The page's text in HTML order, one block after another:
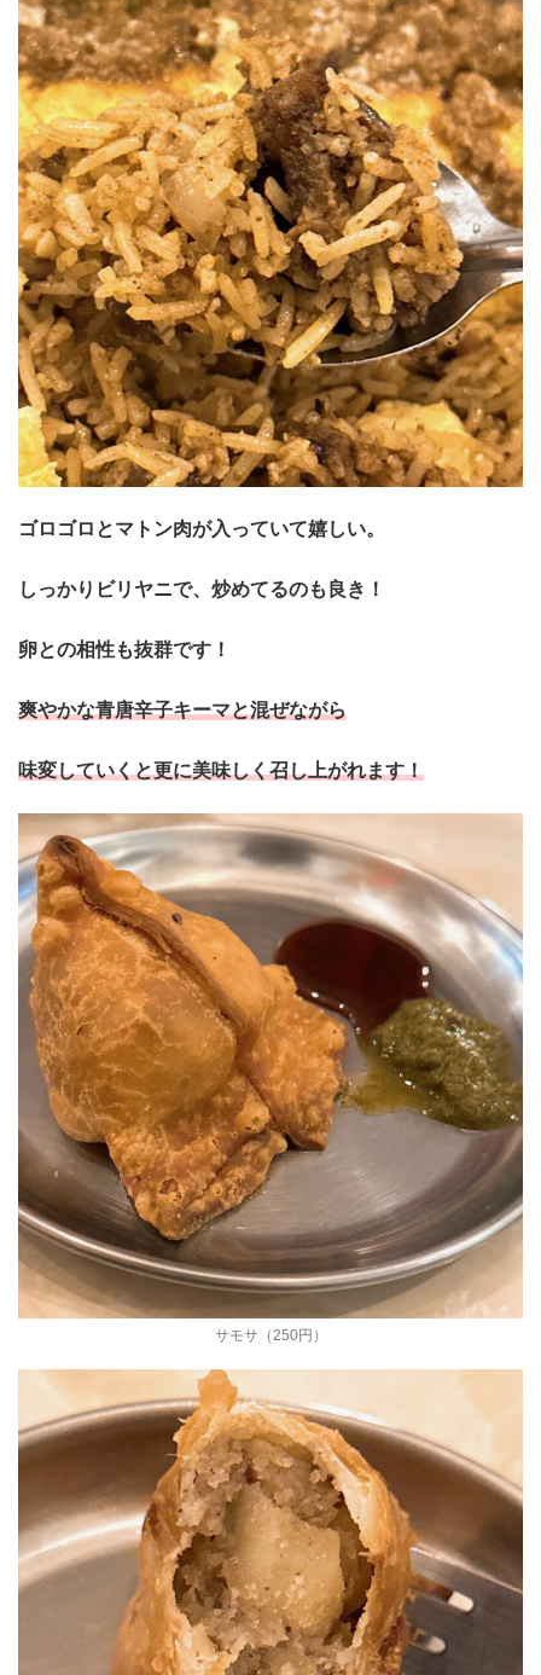
ゴロゴロとマトン肉が入っていて嬉しい。
しっかりビリヤニで、炒めてるのも良き！
卵との相性も抜群です！
爽やかな青唐辛子キーマと混ぜながら
味変していくと更に美味しく召し上がれます！
サモサ（250円）